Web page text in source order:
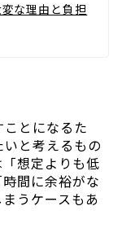
な理由と負担
とになるた
と考えるもの
想定よりも低
間に余裕がな
うケースもあ